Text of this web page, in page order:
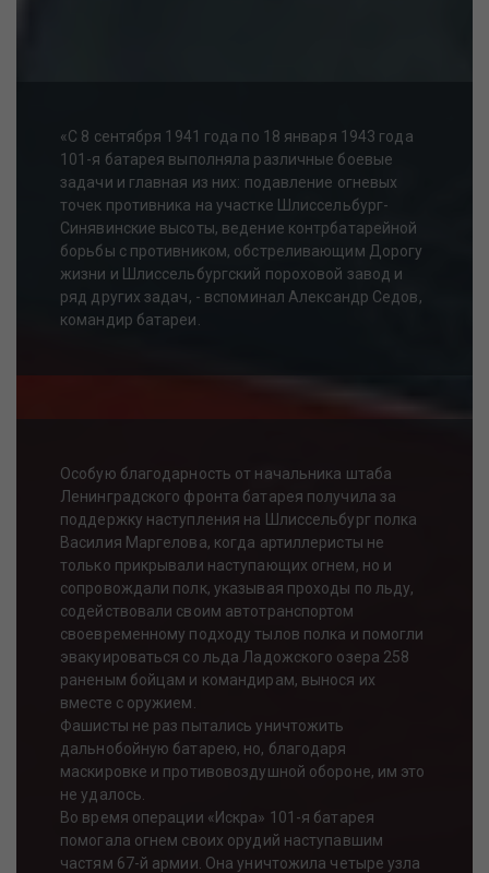
«С 8 сентября 1941 года по 18 января 1943 года
101-я батарея выполняла различные боевые
задачи и главная из них: подавление огневых
точек противника на участке Шлиссельбург-
Синявинские высоты, ведение контрбатарейной
борьбы с противником, обстреливающим Дорогу
жизни и Шлиссельбургский пороховой завод и
ряд других задач, - вспоминал Александр Седов,
командир батареи.
Особую благодарность от начальника штаба
Ленинградского фронта батарея получила за
поддержку наступления на Шлиссельбург полка
Василия Маргелова, когда артиллеристы не
только прикрывали наступающих огнем, но и
сопровождали полк, указывая проходы по льду,
содействовали своим автотранспортом
своевременному подходу тылов полка и помогли
эвакуироваться со льда Ладожского озера 258
раненым бойцам и командирам, вынося их
вместе с оружием.
Фашисты не раз пытались уничтожить
дальнобойную батарею, но, благодаря
маскировке и противовоздушной обороне, им это
не удалось.
Во время операции «Искра» 101-я батарея
помогала огнем своих орудий наступавшим
частям 67-й армии. Она уничтожила четыре узла